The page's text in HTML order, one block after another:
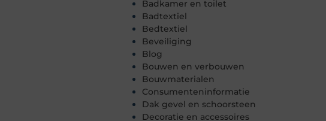
Badkamer en toilet
Badtextiel
Bedtextiel
Beveiliging
Blog
Bouwen en verbouwen
Bouwmaterialen
Consumenteninformatie
Dak gevel en schoorsteen
Decoratie en accessoires